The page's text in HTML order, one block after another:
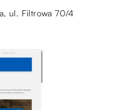
ul. Filtrowa 70/4